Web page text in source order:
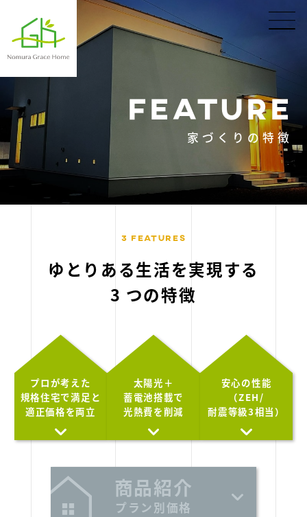
FEATURE
家づくりの特徴
3 FEATURES
ゆとりある生活を実現する
3 つの特徴
プロが考えた
規格住宅で満足と
適正価格を両立
太陽光＋
蓄電池搭載で
光熱費を削減
安心の性能
（ZEH/
耐震等級3相当）
商品紹介
プラン別価格